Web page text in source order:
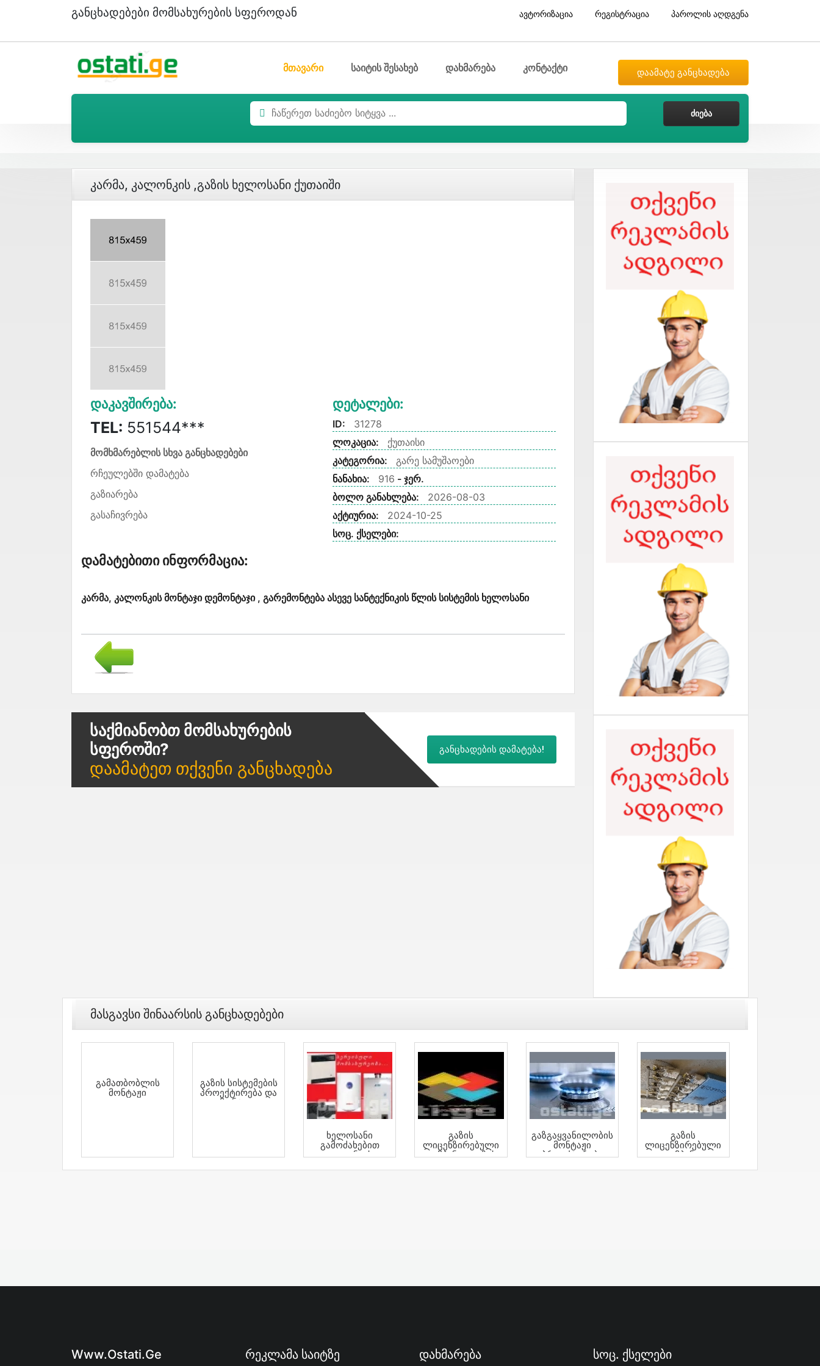
Განცხადებები Მომსახურების Სფეროდან ავტორიზაცია რეგისტრაცია პაროლის აღდგენა
მთავარი საიტის შესახებ დახმარება კონტაქტი დაამატე განცხადება
Კარმა, Კალონკის ,გაზის Ხელოსანი Ქუთაიში
Დაკავშირება:
TEL: 551544***
მომხმარებლის სხვა განცხადებები
რჩეულებში დამატება
გაზიარება
გასაჩივრება
Დეტალები:
ID:
31278
ლოკაცია:
ქუთაისი
კატეგორია:
გარე სამუშაოები
ნანახია:
916 - ჯერ.
ბოლო განახლება:
2026-08-03
აქტიურია:
2024-10-25
სოც. ქსელები:
Დამატებითი Ინფორმაცია:
კარმა, კალონკის მონტაჯი დემონტაჯი , გარემონტება ასევე სანტექნიკის წლის სისტემის ხელოსანი
Საქმიანობთ Მომსახურების
Სფეროში?
Დაამატეთ Თქვენი Განცხადება
განცხადების დამატება!
Მასგავსი Შინაარსის Განცხადებები
Გამათბობლის
Მონტაჟი
Გაზის Სისტემების
Პროექტირება Და
Მონტაჟი
Ხელოსანი
Გამოძახებით
Კალონკის
Გაზის
Ლიცენზირებული
Კომპანია, Გაზის
Გაზგაყვანილობის
Მონტაჟი
Პროექტირება
Გაზის
Ლიცენზირებული
Კომპანია
Www.ostati.ge Რეკლამა Საიტზე Დახმარება Სოც. Ქსელები